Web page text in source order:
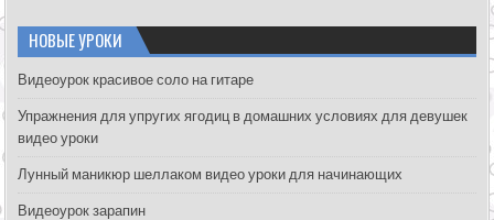
h
f
r
:
НОВЫЕ УРОКИ
Видеоурок красивое соло на гитаре
Упражнения для упругих ягодиц в домашних условиях для девушек
видео уроки
Лунный маникюр шеллаком видео уроки для начинающих
Видеоурок зарапин